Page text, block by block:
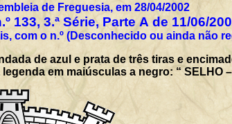
de Freguesia, em 28/04/2002
133, 3.ª Série, Parte A de 11/06/
com o n.º (Desconhecido ou ainda não
de azul e prata de três tiras e
em maiúsculas a negro: “ SELHO –